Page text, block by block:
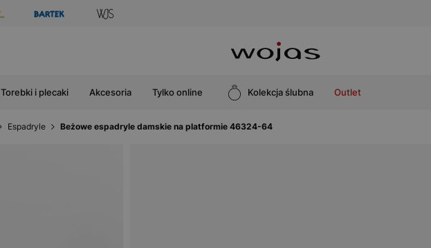
Torebki i plecaki Akcesoria Tylko online Kolekcja ślubna Outlet
Espadryle Beżowe espadryle damskie na platformie 46324-64